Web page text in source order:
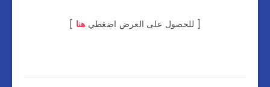
[ للحصول على العرض اضغطي هنا ]